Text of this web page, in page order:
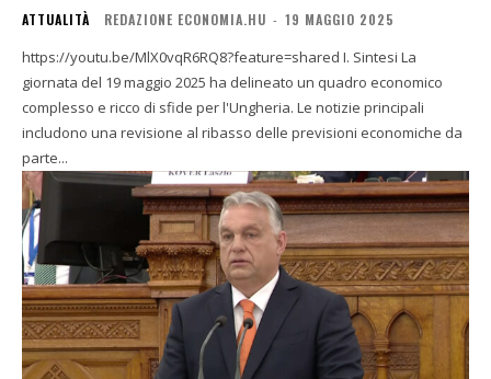
ATTUALITÀ REDAZIONE ECONOMIA.HU - 19 MAGGIO 2025
https://youtu.be/MlX0vqR6RQ8?feature=shared I. Sintesi La
giornata del 19 maggio 2025 ha delineato un quadro economico
complesso e ricco di sfide per l'Ungheria. Le notizie principali
includono una revisione al ribasso delle previsioni economiche da
parte...